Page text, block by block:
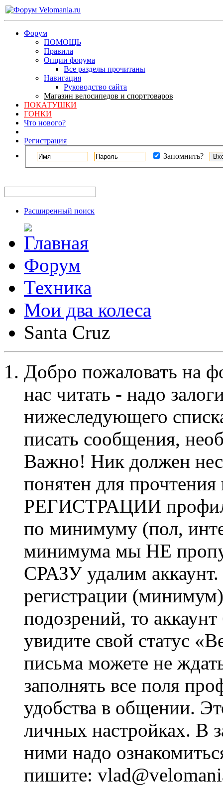
Форум
ПОМОЩЬ
Правила
Опции форума
Все разделы прочитаны
Навигация
Руководство сайта
Магазин велосипедов и спорттоваров
ПОКАТУШКИ
ГОНКИ
Что нового?
Регистрация
Запомнить?
Расширенный поиск
Форум
Техника
Мои два колеса
Santa Cruz
Добро пожаловать на
нас читать - надо
нижеследующего
писать сообщения,
Важно! Ник должен
понятен для
РЕГИСТРАЦИИ профиль
по минимуму (пол,
минимума мы НЕ
СРАЗУ удалим
регистрации
подозрений, то
увидите свой статус
письма можете не
заполнять все поля
удобства в общении.
личных настройках. В
ними надо
пишите: